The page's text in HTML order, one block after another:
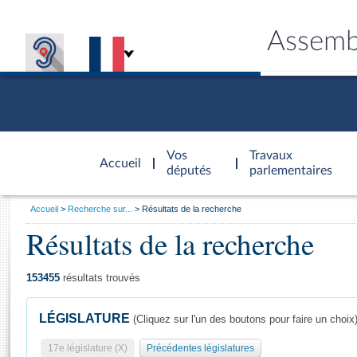
Accueil
d'accueil
Vos
députés
Travaux
parlementaires
Général
Vous
Accueil Recherche sur... Résultats de la recherche
Résultats de la recherche
153455 résultats trouvés
LÉGISLATURE (Cliquez sur l'un des boutons pour faire un choix)
17e législature (X) Précédentes législatures